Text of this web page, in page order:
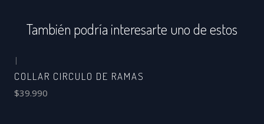
También podría interesarte uno de estos
|
COLLAR CIRCULO DE RAMAS
$39.990